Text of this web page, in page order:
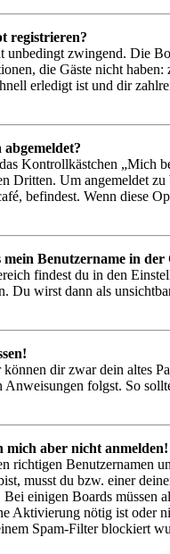
registrieren?
unbedingt zwingend. Die
die Gäste nicht
erledigt ist und dir
Kontrollkästchen „Mich
Dritten. Um angemeldet
befindest. Wenn diese
Benutzername in
findest du in den
Du wirst dann als
dir zwar dein altes
Anweisungen folgst. So
aber nicht anmelden!
richtigen Benutzernamen
musst du bzw. einer
einigen Boards müssen
Aktivierung nötig ist oder
Spam-Filter blockiert